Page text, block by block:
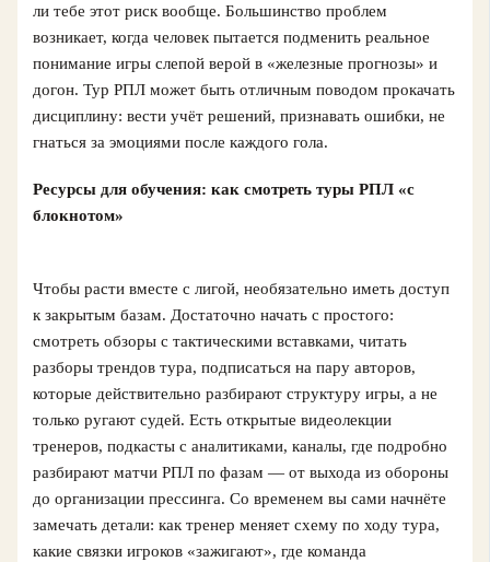
ли тебе этот риск вообще. Большинство проблем
возникает, когда человек пытается подменить реальное
понимание игры слепой верой в «железные прогнозы» и
догон. Тур РПЛ может быть отличным поводом прокачать
дисциплину: вести учёт решений, признавать ошибки, не
гнаться за эмоциями после каждого гола.
Ресурсы для обучения: как смотреть туры РПЛ «с
блокнотом»
Чтобы расти вместе с лигой, необязательно иметь доступ
к закрытым базам. Достаточно начать с простого:
смотреть обзоры с тактическими вставками, читать
разборы трендов тура, подписаться на пару авторов,
которые действительно разбирают структуру игры, а не
только ругают судей. Есть открытые видеолекции
тренеров, подкасты с аналитиками, каналы, где подробно
разбирают матчи РПЛ по фазам — от выхода из обороны
до организации прессинга. Со временем вы сами начнёте
замечать детали: как тренер меняет схему по ходу тура,
какие связки игроков «зажигают», где команда